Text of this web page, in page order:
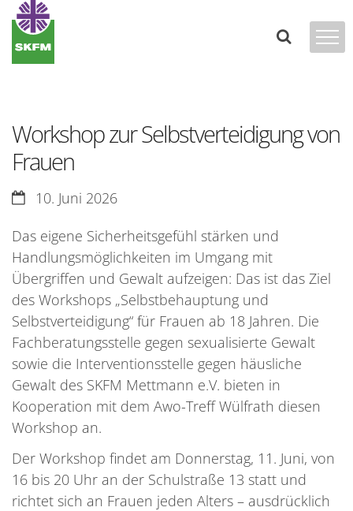
Zum Inhalt springen
Workshop zur Selbstverteidigung von
Frauen
Datum:10. Juni 2026
Das eigene Sicherheitsgefühl stärken und
Handlungsmöglichkeiten im Umgang mit
Übergriffen und Gewalt aufzeigen: Das ist das Ziel
des Workshops „Selbstbehauptung und
Selbstverteidigung“ für Frauen ab 18 Jahren. Die
Fachberatungsstelle gegen sexualisierte Gewalt
sowie die Interventionsstelle gegen häusliche
Gewalt des SKFM Mettmann e.V. bieten in
Kooperation mit dem Awo-Treff Wülfrath diesen
Workshop an.
Der Workshop findet am Donnerstag, 11. Juni, von
16 bis 20 Uhr an der Schulstraße 13 statt und
richtet sich an Frauen jeden Alters – ausdrücklich